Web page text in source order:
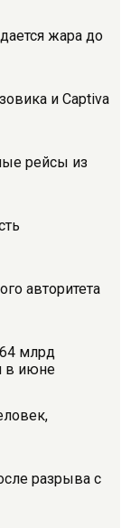
жара до
и Captiva
рейсы из
авторитета
млрд
в июне
разрыва с